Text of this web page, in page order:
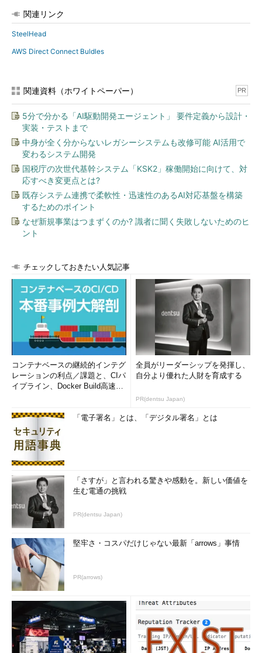
関連リンク
SteelHead
AWS Direct Connect Buldles
関連資料（ホワイトペーパー） PR
5分で分かる「AI駆動開発エージェント」 要件定義から設計・
実装・テストまで
中身が全く分からないレガシーシステムも改修可能 AI活用で
変わるシステム開発
国税庁の次世代基幹システム「KSK2」稼働開始に向けて、対
応すべき変更点とは?
既存システム連携で柔軟性・迅速性のあるAI対応基盤を構築
するためのポイント
なぜ新規事業はつまずくのか? 識者に聞く失敗しないためのヒ
ント
チェックしておきたい人気記事
コンテナベースの継続的インテグ
レーションの利点／課題と、CIパ
イプライン、Docker Build高速化
全員がリーダーシップを発揮し、
自分より優れた人財を育成する
PR(dentsu Japan)
「電子署名」とは、「デジタル署名」とは
「さすが」と言われる驚きや感動を。新しい価値を
生む電通の挑戦
PR(dentsu Japan)
堅牢さ・コスパだけじゃない最新「arrows」事情
PR(arrows)